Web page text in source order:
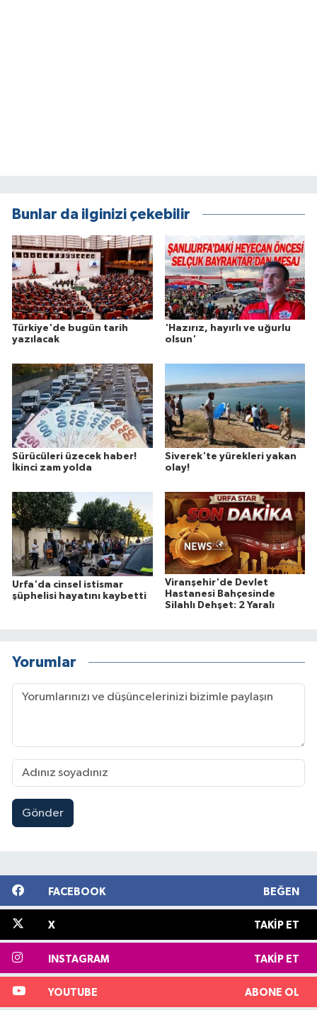
Bunlar da ilginizi çekebilir
Türkiye'de bugün tarih
yazılacak
'Hazırız, hayırlı ve uğurlu
olsun'
Sürücüleri üzecek haber!
İkinci zam yolda
Siverek'te yürekleri yakan
olay!
Urfa'da cinsel istismar
şüphelisi hayatını kaybetti
Viranşehir'de Devlet
Hastanesi Bahçesinde
Silahlı Dehşet: 2 Yaralı
Yorumlar
Gönder
FACEBOOK BEĞEN
X TAKIP ET
INSTAGRAM TAKIP ET
YOUTUBE ABONE OL